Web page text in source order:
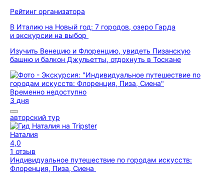
Рейтинг организатора
В Италию на Новый год: 7 городов, озеро Гарда
и экскурсии на выбор
Изучить Венецию и Флоренцию, увидеть Пизанскую
башню и балкон Джульетты, отдохнуть в Тоскане
Временно недоступно
3 дня
авторский тур
Наталия
4,0
1 отзыв
Индивидуальное путешествие по городам искусств:
Флоренция, Пиза, Сиена